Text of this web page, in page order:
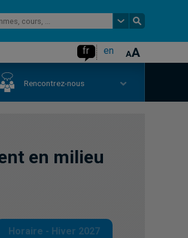
fr en
Rencontrez-nous
en milieu
Horaire - Hiver 2027